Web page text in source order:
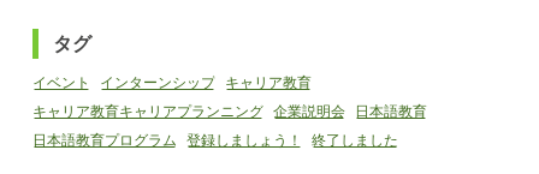
タグ
イベント インターンシップ
キャリア教育
キャリア教育キャリアプランニング 企業説明会
日本語教育
日本語教育プログラム 登録しましょう！ 終了しました